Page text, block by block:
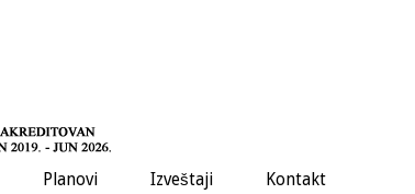
Planovi Izveštaji Kontakt